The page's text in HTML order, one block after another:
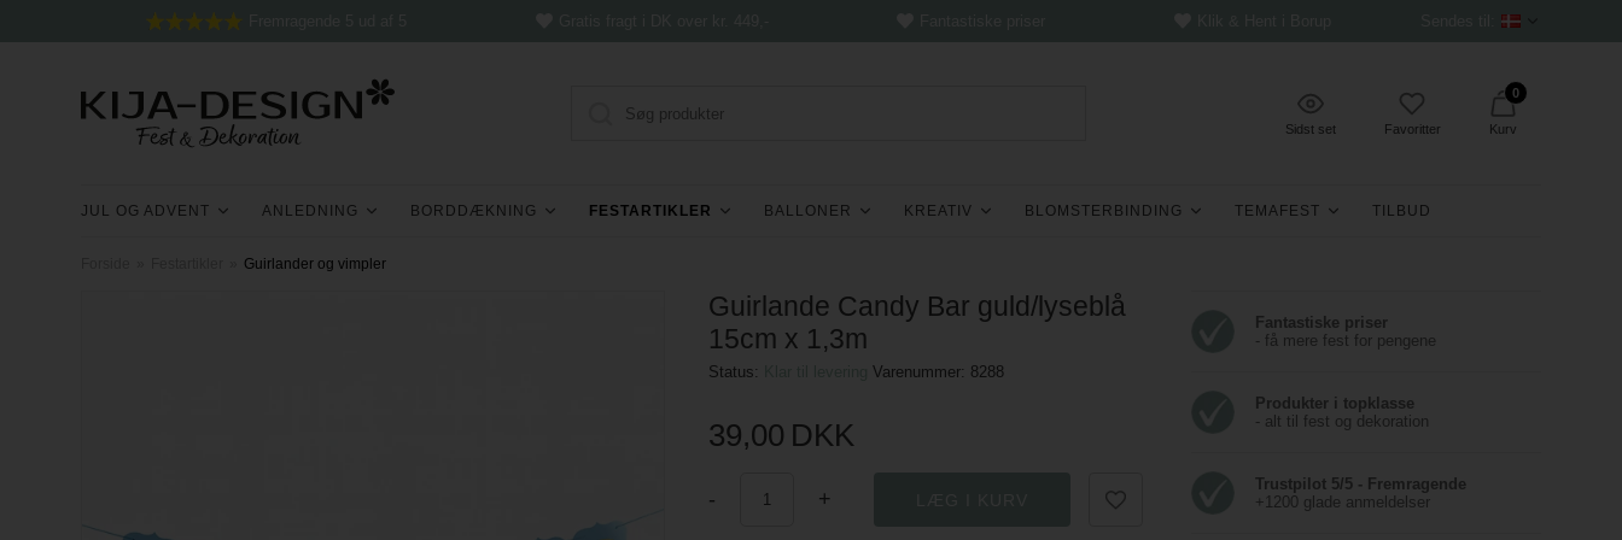
Sidst set Favoritter
0
Kurv
JUL OG ADVENT ANLEDNING BORDDÆKNING FESTARTIKLER BALLONER KREATIV BLOMSTERBINDING TEMAFEST TILBUD
Guirlander og vimpler
Guirlande Candy Bar guld/lyseblå
15cm x 1,3m
Status: Klar til leveringVarenummer: 8288
39,00 DKK
- +
Fantastiske priser
- få mere fest for pengene
Produkter i topklasse
- alt til fest og dekoration
Trustpilot 5/5 - Fremragende
+1200 glade anmeldelser